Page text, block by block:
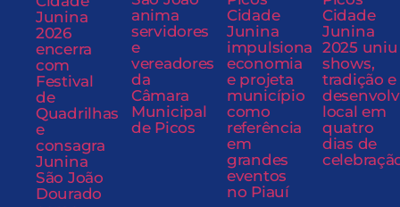
Junina
2026
encerra
com
Festival
de
Quadrilhas
e
consagra
Junina
São João
Dourado
anima
servidores
e
vereadores
da
Câmara
Municipal
de Picos
Cidade
Junina
impulsiona
economia
e projeta
município
como
referência
em
grandes
eventos
no Piauí
Cidade
Junina
2025 uniu
shows,
tradição e
local em
quatro
dias de